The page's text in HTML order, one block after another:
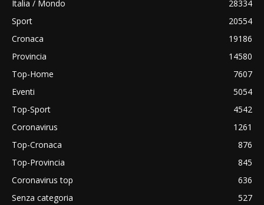
Italia / Mondo
28334
Sport
20554
Cronaca
19186
Provincia
14580
Top-Home
7607
Eventi
5054
Top-Sport
4542
Coronavirus
1261
Top-Cronaca
876
Top-Provincia
845
Coronavirus top
636
Senza categoria
527